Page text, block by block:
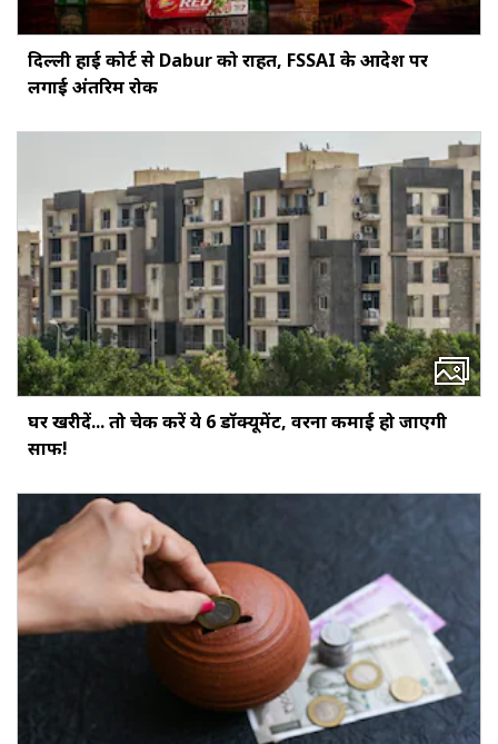
दिल्ली हाई कोर्ट से Dabur को राहत, FSSAI के आदेश पर
लगाई अंतरिम रोक
घर खरीदें... तो चेक करें ये 6 डॉक्‍यूमेंट, वरना कमाई हो जाएगी
साफ!